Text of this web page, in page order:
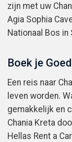
zijn met uw
Agia Sophia
Nationaal Bos
Boek je
Een reis naar
leven worden.
gemakkelijk en
Chania Kreta
Hellas Rent a